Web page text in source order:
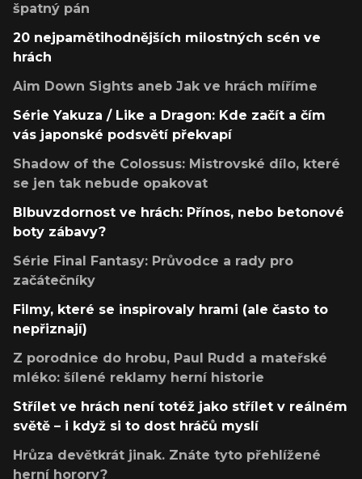
špatný pán
20 nejpamětihodnějších milostných scén ve
hrách
Aim Down Sights aneb Jak ve hrách míříme
Série Yakuza / Like a Dragon: Kde začít a čím
vás japonské podsvětí překvapí
Shadow of the Colossus: Mistrovské dílo, které
se jen tak nebude opakovat
Blbuvzdornost ve hrách: Přínos, nebo betonové
boty zábavy?
Série Final Fantasy: Průvodce a rady pro
začátečníky
Filmy, které se inspirovaly hrami (ale často to
nepřiznají)
Z porodnice do hrobu, Paul Rudd a mateřské
mléko: šílené reklamy herní historie
Střílet ve hrách není totéž jako střílet v reálném
světě – i když si to dost hráčů myslí
Hrůza devětkrát jinak. Znáte tyto přehlížené
herní horory?